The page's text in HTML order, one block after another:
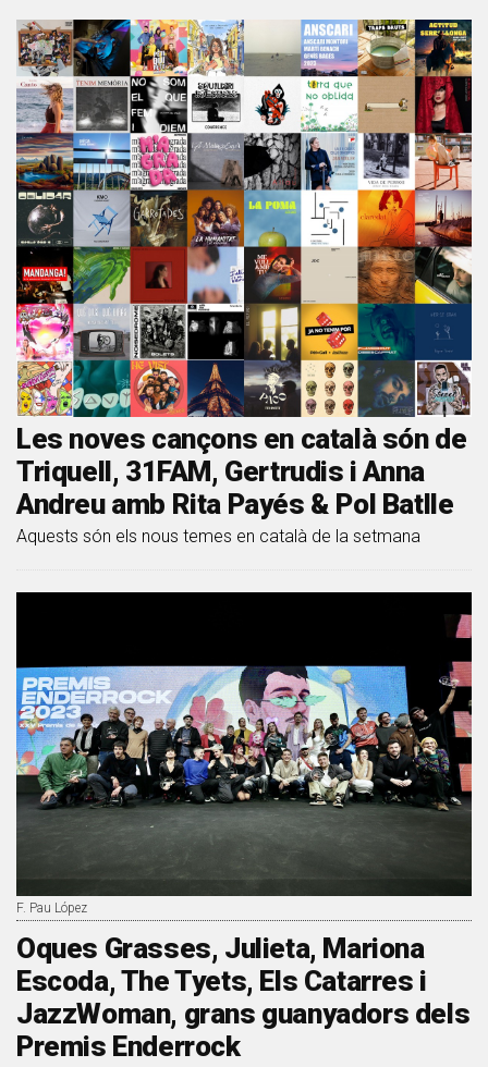
Les noves cançons en català són de
Triquell, 31FAM, Gertrudis i Anna
Andreu amb Rita Payés & Pol Batlle
Aquests són els nous temes en català de la setmana
F. Pau López
Oques Grasses, Julieta, Mariona
Escoda, The Tyets, Els Catarres i
JazzWoman, grans guanyadors dels
Premis Enderrock